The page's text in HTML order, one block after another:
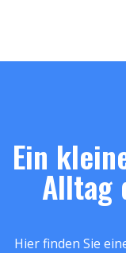
Ein
Alltag
Hier finden Sie